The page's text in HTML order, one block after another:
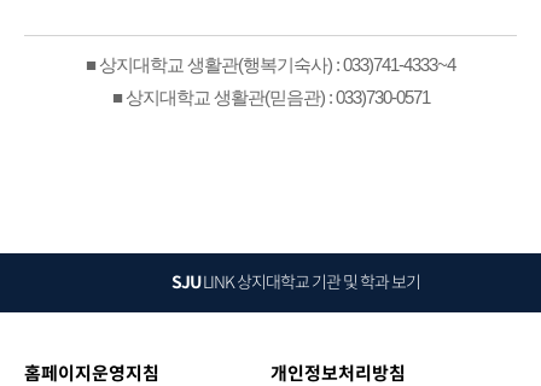
■ 상지대학교 생활관(행복기숙사) : 033)741-4333~4
■ 상지대학교 생활관(믿음관) : 033)730-0571
SJULINK상지대학교 기관 및 학과 보기
홈페이지운영지침 개인정보처리방침